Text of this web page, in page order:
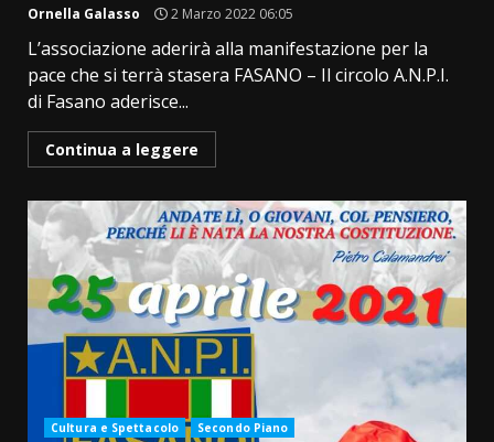
Ornella Galasso 2 Marzo 2022 06:05
L’associazione aderirà alla manifestazione per la
pace che si terrà stasera FASANO – Il circolo A.N.P.I.
di Fasano aderisce...
Continua a leggere
Cultura e Spettacolo Secondo Piano